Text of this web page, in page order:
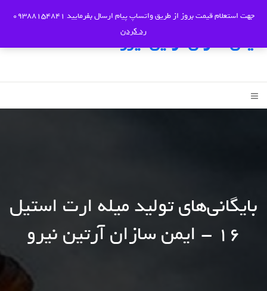
ایمن سازان آرتین نیرو
بایگانی‌های تولید میله ارت استیل
16 - ایمن سازان آرتین نیرو
جهت استعلام قیمت بروز از طریق واتساپ پیام ارسال بفرمایید 09388154841
رد کردن